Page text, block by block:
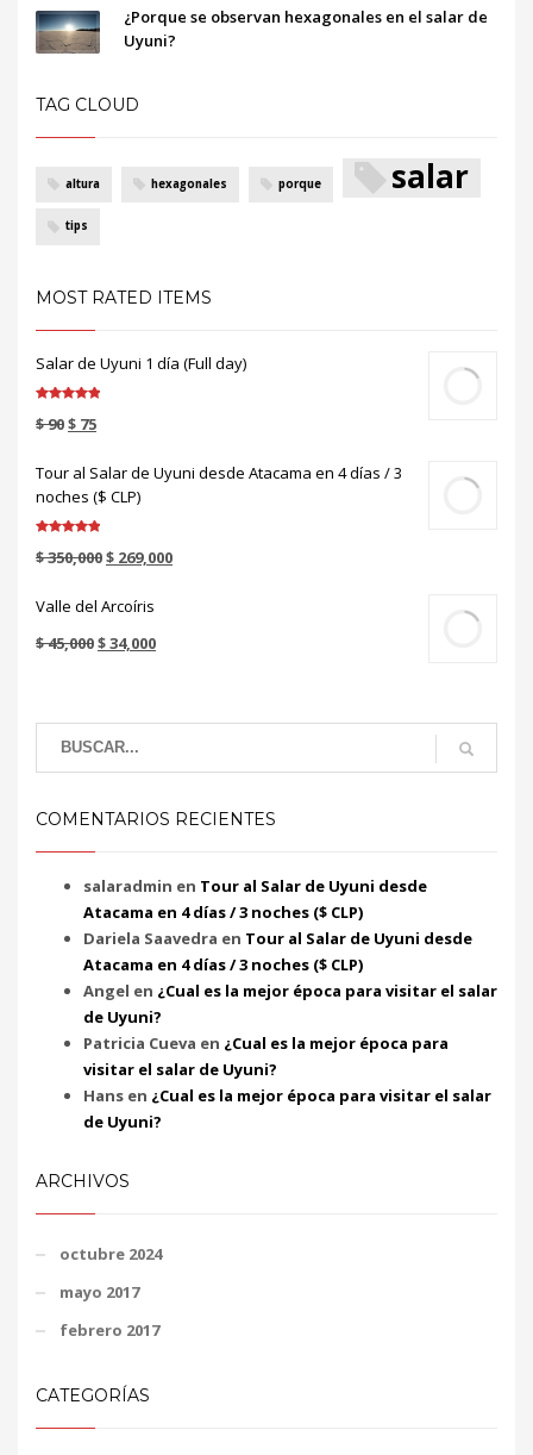
¿Porque se observan hexagonales en el salar de
Uyuni?
TAG CLOUD
altura hexagonales porque salar
tips
MOST RATED ITEMS
Salar de Uyuni 1 día (Full day)
5.00de 5
$90$ 75
Tour al Salar de Uyuni desde Atacama en 4 días / 3
noches ($ CLP)
5.00de 5
$350,000$ 269,000
Valle del Arcoíris
$45,000$34,000
COMENTARIOS RECIENTES
salaradmin en Tour al Salar de Uyuni desde
Atacama en 4 días / 3 noches ($ CLP)
Dariela Saavedra en Tour al Salar de Uyuni desde
Atacama en 4 días / 3 noches ($ CLP)
Angel en ¿Cual es la mejor época para visitar el salar
de Uyuni?
Patricia Cueva en ¿Cual es la mejor época para
visitar el salar de Uyuni?
Hans en ¿Cual es la mejor época para visitar el salar
de Uyuni?
ARCHIVOS
octubre 2024
mayo 2017
febrero 2017
CATEGORÍAS